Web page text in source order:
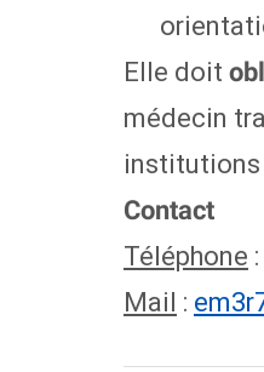
Elle doit
médecin
Contact
Téléphone
Mail :